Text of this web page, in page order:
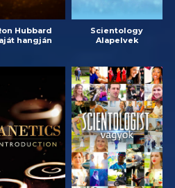
Hubbard
hangján
Scientology
Alapelvek